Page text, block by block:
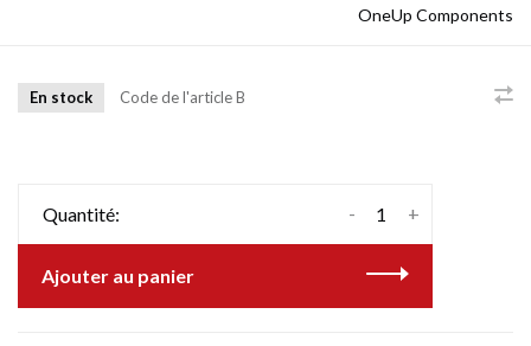
OneUp Components
En stock Code de l'articleB
Quantité: +
-
Ajouter au panier